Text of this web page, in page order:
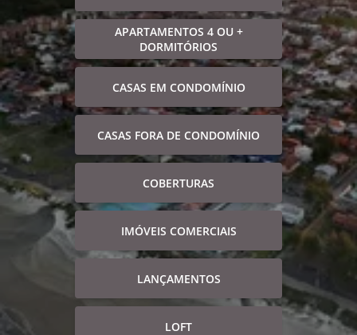
APARTAMENTOS 4 OU +
DORMITÓRIOS
CASAS EM CONDOMÍNIO
CASAS FORA DE CONDOMÍNIO
COBERTURAS
IMÓVEIS COMERCIAIS
LANÇAMENTOS
LOFT